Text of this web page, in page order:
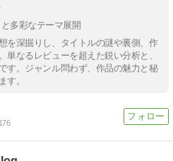
多彩なテーマ展開
を深掘りし、タイトルの謎や裏側、作
なるレビューを超えた鋭い分析と、
す。ジャンル問わず、作品の魅力と秘
す。
176